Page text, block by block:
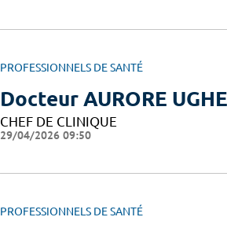
PROFESSIONNELS DE SANTÉ
Docteur AURORE
CHEF DE CLINIQUE
29/04/2026 09:50
PROFESSIONNELS DE SANTÉ